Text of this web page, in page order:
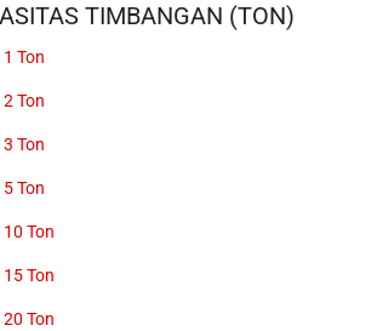
TIMBANGAN (TON)
Ton
Ton
Ton
Ton
Ton
Ton
Ton